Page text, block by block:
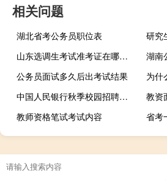
相关问题
湖北省考公务员职位表
研究
山东选调生考试准考证在哪里打印
公务员面试多久后出考试结果
中国人民银行秋季校园招聘网申简历包含哪些内容
教资
教师资格笔试考试内容
省考